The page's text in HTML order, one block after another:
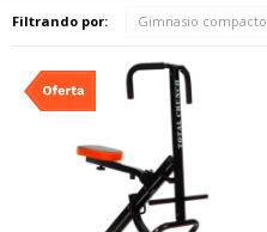
Filtrando por: Gimnasio compacto